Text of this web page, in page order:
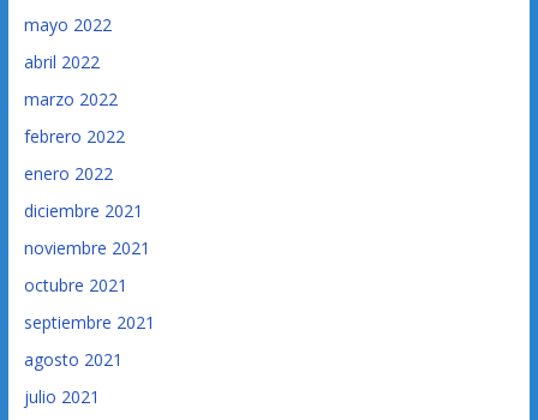
mayo 2022
abril 2022
marzo 2022
febrero 2022
enero 2022
diciembre 2021
noviembre 2021
octubre 2021
septiembre 2021
agosto 2021
julio 2021